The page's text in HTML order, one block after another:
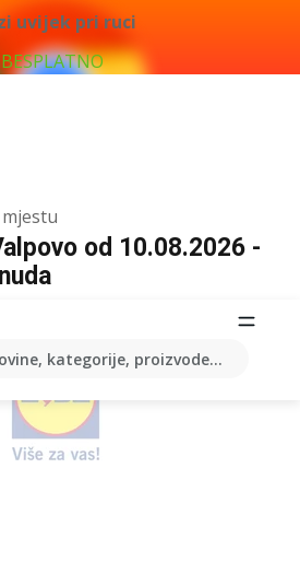
uvijek pri ruci
kategorije, proizvode...
od 10.08.2026 -